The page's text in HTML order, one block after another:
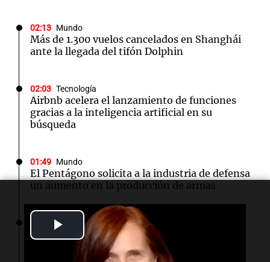
Play
Video
02:13 Mundo
Más de 1.300 vuelos cancelados en Shanghái
ante la llegada del tifón Dolphin
02:03 Tecnología
Airbnb acelera el lanzamiento de funciones
gracias a la inteligencia artificial en su
búsqueda
01:49 Mundo
El Pentágono solicita a la industria de defensa
un aumento en la producción de armas
Ciencia
Reducir alimentos dulces no disminuye
antojos ni mejora la salud, según estudio